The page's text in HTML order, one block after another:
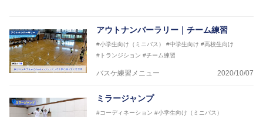
2016年U12ナショナルキャンプヘッドコーチ
2016年U13ナショナルキャンプヘッドコーチ
2016年男子日本代表サポートコーチ
2017年U12ナショナルキャンプヘッドコーチ
2017年U13ナショナルキャンプヘッドコーチ
2018年U22日本代表スプリングキャンプアドバイザ
リーコーチ
2018年U12ナショナルキャンプヘッドコーチ
アウトナンバーラリー｜チーム練習
#小学生向け（ミニバス） #中学生向け #高校生向け
#トランジション #チーム練習
バスケ練習メニュー 2020/10/07
ミラージャンプ
#コーディネーション #小学生向け（ミニバス）